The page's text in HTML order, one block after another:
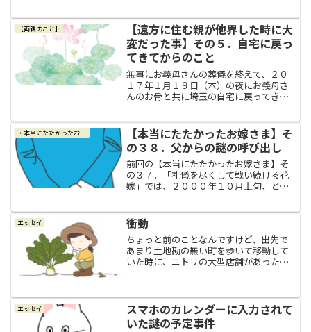
て、いつも生えているものでもないよう
ですし、生える場所も様々...
【両親のこと】
【遠方に住む親が他界した時に大
変だった事】その５．自宅に戻っ
てきてからのこと
無事にお義母さんの葬儀を終えて、２０
１７年１月１９日（木）の夜にお義母さ
んのお骨と共に埼玉の自宅に戻ってきま
大変だったことは色々ありました（＾
＾；今日は自宅に戻ってきて...
・本当にたたかったお嫁さま
【本当にたたかったお嫁さま】そ
の３８．父からの謎の呼び出し
前回の【本当にたたかったお嫁さま】そ
の３７．「礼儀を尽くして戦い続ける花
嫁」では、２０００年１０月上旬、とて
大急ぎで招待状や披露宴代わりのパーテ
ィーの案内状を発送しまし...
エッセイ 衝動
ちょっと前のことなんですけど、出先で
あまり土地勘の無い町を歩いて移動して
いた時に、ニトリの大型店舗があったの
リしました。家の近所のショッピングモ
ールなどにもニトリは入っ...
エッセイ
スマホのカレンダーに入力されて
いた謎の予定事件